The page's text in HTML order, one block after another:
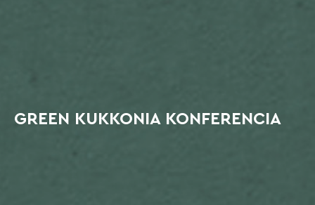
GREEN KUKKONIA KONFERENCIA